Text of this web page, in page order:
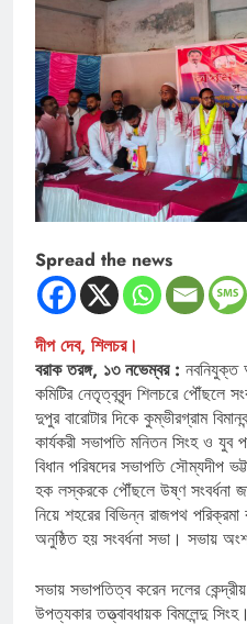
Spread the news
দীপ দেব, শিলচর।
বরাক তরঙ্গ, ১৩ নভেম্বর :
কমিটির নেতৃত্ববৃন্দ শিলচরে পৌঁছলে
দুপুর বারোটার দিকে কুম্ভীরগ্রাম
কার্যকরী সভাপতি মনিতন সিংহ ও
বিধান পরিষদের সভাপতি সৌম্যদীপ
হক লস্করকে পৌঁছলে উষ্ণ সংবর্ধনা
নিয়ে শহরের বিভিন্ন রাজপথ পরিক্রমা
অনুষ্ঠিত হয় সংবর্ধনা সভা। সভায়
সভায় সভাপতিত্ব করেন দলের
উপত্যকার তত্ত্বাবধায়ক বিমলেন্দু